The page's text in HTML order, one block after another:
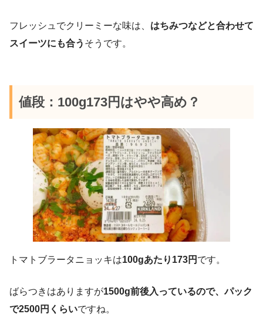
フレッシュでクリーミーな味は、 はちみつなどと合わせて
スイーツにも合う そうです。
値段：100g173円はやや高め？
トマトブラータニョッキは100gあたり173円 です。
ばらつきはありますが1500g前後入っているので、パック
で2500円くらいですね。